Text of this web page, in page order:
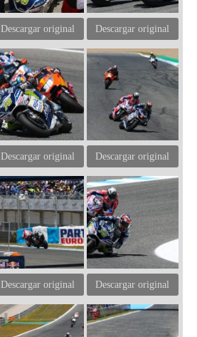
Descargar original Descargar original
Descargar original Descargar original
Descargar original Descargar original